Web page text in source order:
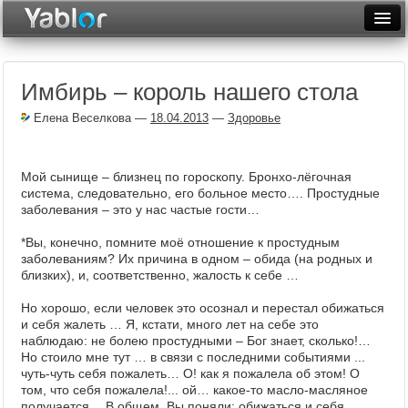
Неделя
Месяц
Архив
Фототоп
Видеотоп
Имбирь – король нашего стола
Елена Веселкова— 18.04.2013 — Здоровье
Мой сынище – близнец по гороскопу. Бронхо-лёгочная
система, следовательно, его больное место…. Простудные
заболевания – это у нас частые гости…
*Вы, конечно, помните моё отношение к простудным
заболеваниям? Их причина в одном – обида (на родных и
близких), и, соответственно, жалость к себе …
Но хорошо, если человек это осознал и перестал обижаться
и себя жалеть … Я, кстати, много лет на себе это
наблюдаю: не болею простудными – Бог знает, сколько!…
Но стоило мне тут … в связи с последними событиями ...
чуть-чуть себя пожалеть… О! как я пожалела об этом! О
том, что себя пожалела!... ой… какое-то масло-масляное